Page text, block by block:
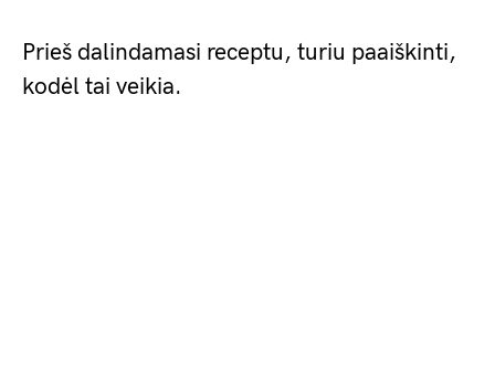
Prieš dalindamasi receptu, turiu paaiškinti,
kodėl tai veikia.